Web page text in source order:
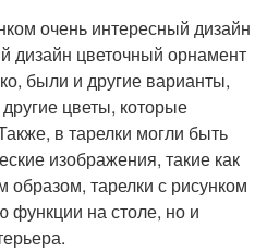
очень интересный дизайн
цветочный орнамент
были и другие варианты,
цветы, которые
в тарелки могли быть
изображения, такие как
образом, тарелки с рисунком
функции на столе, но и